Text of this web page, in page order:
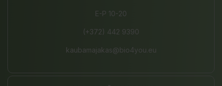
E-P 10-20
(+372) 442 9390
kaubamajakas@bio4you.eu